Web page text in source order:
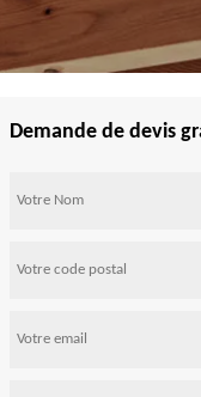
Demande de devis